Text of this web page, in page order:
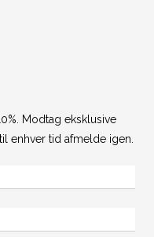
Modtag eksklusive
enhver tid afmelde igen.